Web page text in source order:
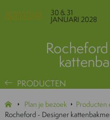
30 & 31
JANUARI 2028
PRODUCTEN
Plan je bezoek
Producten
Rocheford - Designer